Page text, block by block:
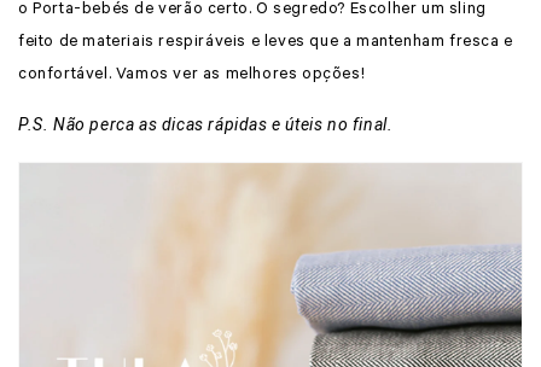
o Porta-bebés de verão certo. O segredo? Escolher um sling
feito de materiais respiráveis e leves que a mantenham fresca e
confortável. Vamos ver as melhores opções!
P.S. Não perca as dicas rápidas e úteis no final.